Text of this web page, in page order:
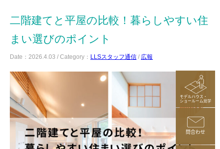
モデルハウス・
ショールーム見学
問合わせ
二階建てと平屋の比較！暮らしやすい住
まい選びのポイント
Date：2026.4.03 / Category： LLSスタッフ通信 / 広報